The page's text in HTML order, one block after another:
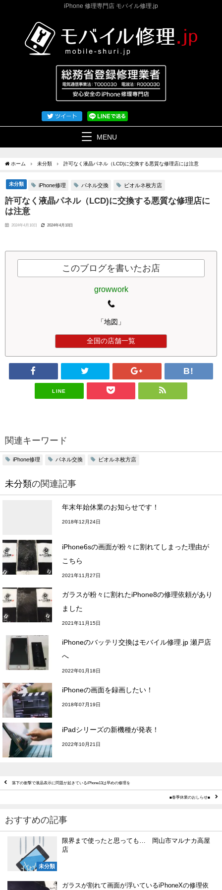
iPhone 修理専門店 モバイル修理.jp
MENU
ホーム 未分類 許可なく液晶パネル（LCD)に交換する悪質な修理店には注意
未分類 iPhone修理 パネル交換 ビオルネ枚方店
許可なく液晶パネル（LCD)に交換する悪質な修理店に
は注意
2024年4月10日 2024年4月10日
このブログを書いたお店
growwork
「地図」
全国の店舗一覧
LINE
関連キーワード
iPhone修理 パネル交換 ビオルネ枚方店
未分類の関連記事
年末年始休業のお知らせです！
2018年12月24日
iPhone6sの画面が粉々に割れてしまった理由が
こちら
2021年11月27日
ガラスが粉々に割れたiPhone8の修理依頼があり
ました
2021年11月15日
iPhoneのバッテリ交換はモバイル修理.jp 瀬戸店
へ
2022年01月18日
iPhoneの画面を録画したい！
2018年07月19日
iPadシリーズの新機種が発表！
2022年10月21日
落下の衝撃で液晶表示に問題が起きているiPhone13は早めの修理を
■春季休業のおしらせ■
おすすめの記事
未分類
限界まで使ったと思っても… 岡山市マルナカ高屋
店
ガラスが割れて画面が浮いているiPhoneXの修理依